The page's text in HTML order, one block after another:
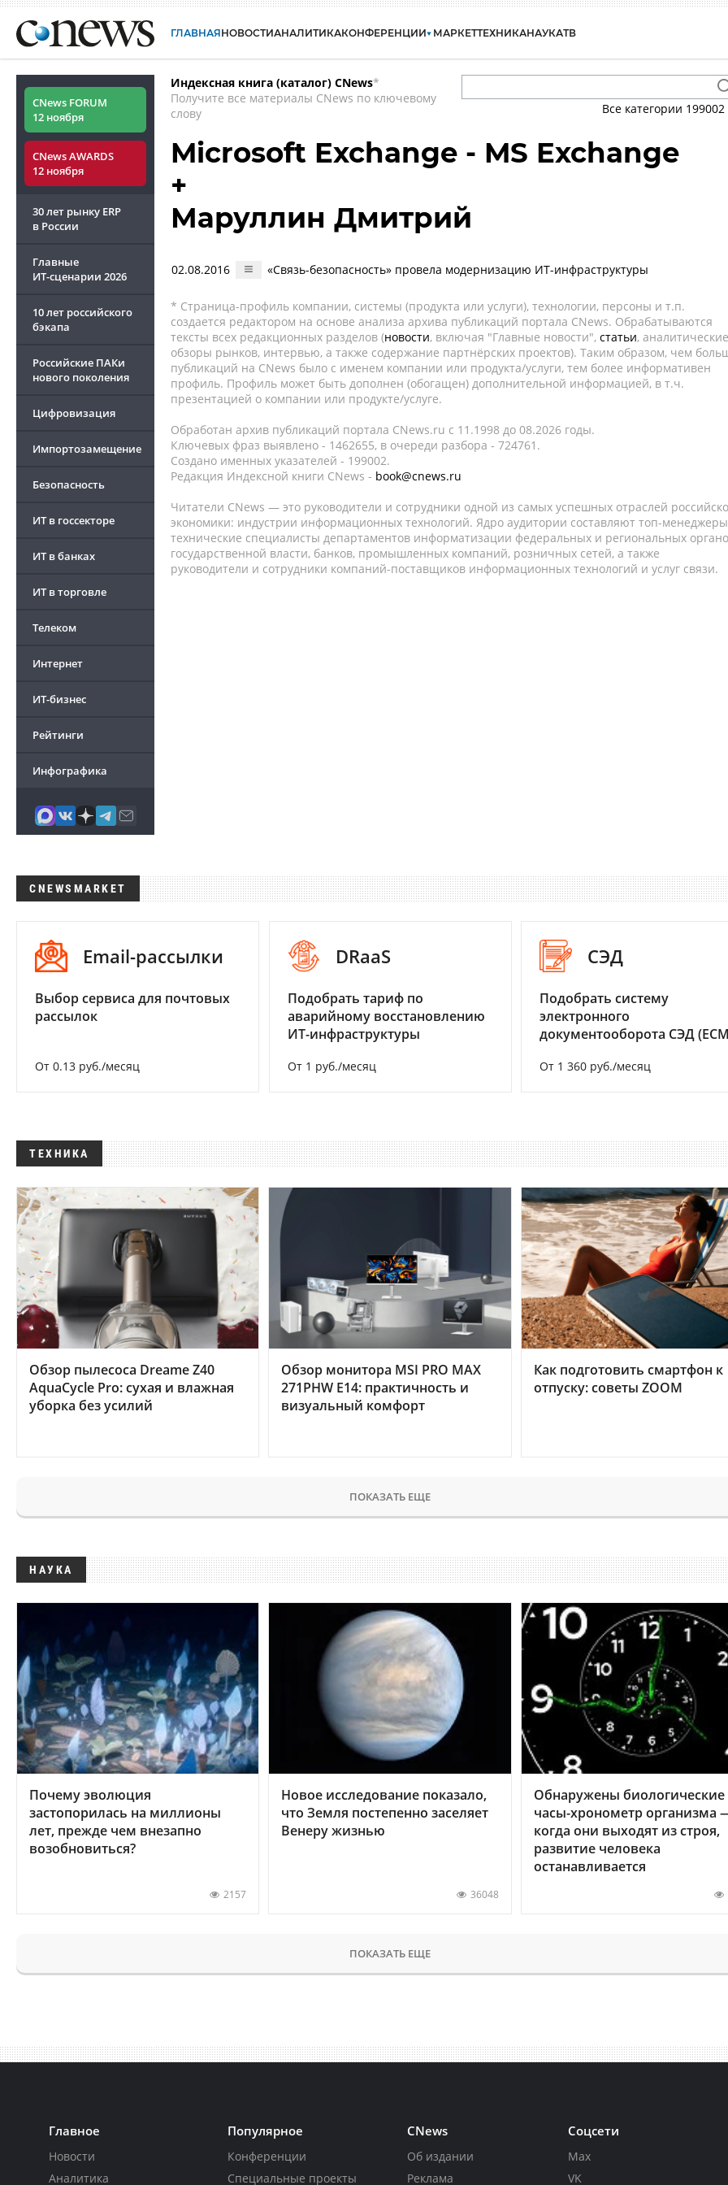
ГЛАВНАЯНОВОСТИАНАЛИТИКАКОНФЕРЕНЦИИ МАРКЕТТЕХНИКАНАУКАТВ
CNews FORUM
12 ноября
CNews AWARDS
12 ноября
30 лет рынку ERP
в России
Главные
ИТ-сценарии 2026
10 лет российского
бэкапа
Российские ПАКи
нового поколения
Цифровизация
Импортозамещение
Безопасность
ИТ в госсекторе
ИТ в банках
ИТ в торговле
Телеком
Интернет
ИТ-бизнес
Рейтинги
Инфографика
Индексная книга (каталог) CNews*
Получите все материалы CNews по ключевому
слову
Все категории 199002
Microsoft Exchange - MS Exchange
+
Маруллин Дмитрий
02.08.2016 «Связь-безопасность» провела модернизацию ИТ-инфраструктуры
* Страница-профиль компании, системы (продукта или услуги), технологии, персоны и т.п.
создается редактором на основе анализа архива публикаций портала CNews. Обрабатываются
тексты всех редакционных разделов (новости, включая "Главные новости", статьи, аналитические
обзоры рынков, интервью, а также содержание партнёрских проектов). Таким образом, чем
публикаций на CNews было с именем компании или продукта/услуги, тем более информативен
профиль. Профиль может быть дополнен (обогащен) дополнительной информацией, в т.ч.
презентацией о компании или продукте/услуге.
Обработан архив публикаций портала CNews.ru c 11.1998 до 08.2026 годы.
Ключевых фраз выявлено - 1462655, в очереди разбора - 724761.
Создано именных указателей - 199002.
Редакция Индексной книги CNews - book@cnews.ru
Читатели CNews — это руководители и сотрудники одной из самых успешных отраслей
экономики: индустрии информационных технологий. Ядро аудитории составляют топ-
технические специалисты департаментов информатизации федеральных и региональных
государственной власти, банков, промышленных компаний, розничных сетей, а также
руководители и сотрудники компаний-поставщиков информационных технологий и услуг связи.
CNEWSMARKET
Email-рассылки
Выбор сервиса для почтовых
рассылок
От 0.13 руб./месяц
DRaaS
Подобрать тариф по
аварийному восстановлению
ИТ-инфраструктуры
От 1 руб./месяц
СЭД
Подобрать систему
электронного
документооборота СЭД
От 1 360 руб./месяц
ТЕХНИКА
Обзор пылесоса Dreame Z40
AquaCycle Pro: сухая и влажная
уборка без усилий
Обзор монитора MSI PRO MAX
271PHW E14: практичность и
визуальный комфорт
Как подготовить смартфон к
отпуску: советы ZOOM
ПОКАЗАТЬ ЕЩЕ
НАУКА
Почему эволюция
застопорилась на миллионы
лет, прежде чем внезапно
возобновиться?
2157
Новое исследование показало,
что Земля постепенно заселяет
Венеру жизнью
36048
Обнаружены биологические
часы-хронометр организма
когда они выходят из строя,
развитие человека
останавливается
ПОКАЗАТЬ ЕЩЕ
Главное
Новости
Аналитика
Популярное
Конференции
Специальные проекты
CNews
Об издании
Реклама
Соцсети
Max
VK